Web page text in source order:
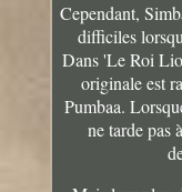
Cependant,
difficiles
Dans 'Le Roi
originale est
Pumbaa.
ne tarde pas